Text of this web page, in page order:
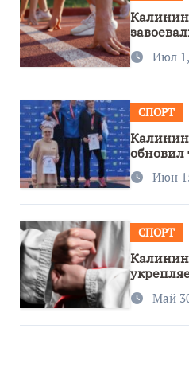
Июл
СПОРТ
обновил
Июн
СПОРТ
Май